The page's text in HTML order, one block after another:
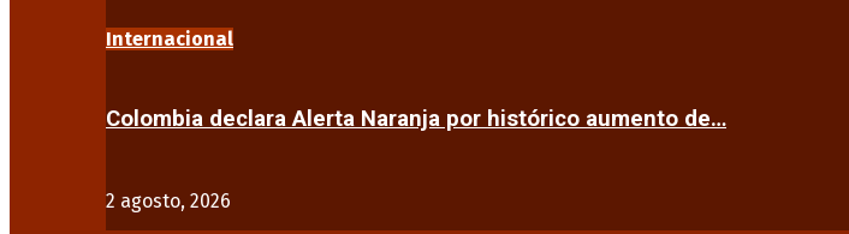
Internacional
Colombia declara Alerta Naranja por histórico aumento de…
2 agosto, 2026